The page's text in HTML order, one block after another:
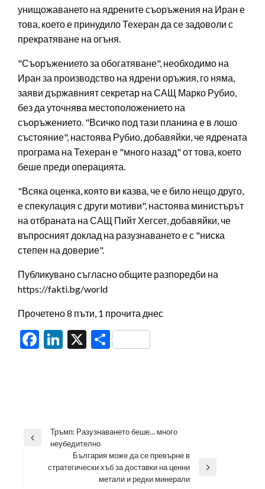
унищожаването на ядрените съоръжения на Иран е
това, което е принудило Техеран да се задоволи с
прекратяване на огъня.
"Съоръжението за обогатяване", необходимо на
Иран за производство на ядрени оръжия, го няма,
заяви държавният секретар на САЩ Марко Рубио,
без да уточнява местоположението на
съоръжението. "Всичко под тази планина е в лошо
състояние", настоява Рубио, добавяйки, че ядрената
програма на Техеран е "много назад" от това, което
беше преди операцията.
"Всяка оценка, която ви казва, че е било нещо друго,
е спекулация с други мотиви", настоява министърът
на отбраната на САЩ Пийт Хегсет, добавяйки, че
въпросният доклад на разузнаването е с "ниска
степен на доверие".
Публикувано съгласно общите разпоредби на
https://fakti.bg/world
Прочетено 8 пъти, 1 прочита днес
Facebook
LinkedIn
X Share
Навигация
Previous
Тръмп: Разузнаването беше… много
неубедително
Next
България може да се превърне в
стратегически хъб за доставки на ценни
метали и редки минерали